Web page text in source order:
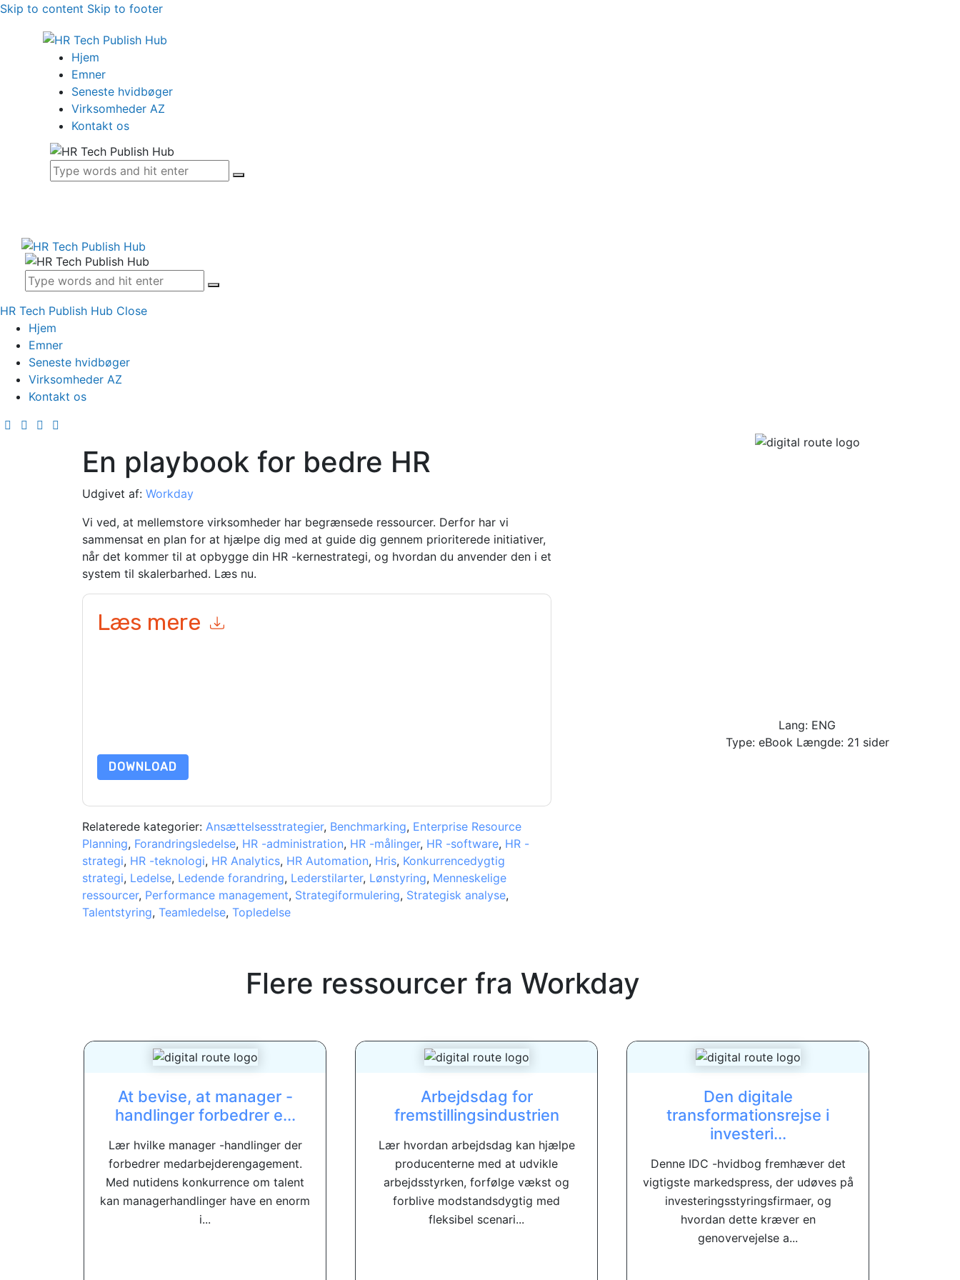
Skip to content Skip to footer
Hjem
Emner
Seneste hvidbøger
Virksomheder AZ
Kontakt os
HR Tech Publish Hub Close
Hjem
Emner
Seneste hvidbøger
Virksomheder AZ
Kontakt os
En playbook for bedre HR
Udgivet af: Workday
Vi ved, at mellemstore virksomheder har begrænsede ressourcer. Derfor har vi
sammensat en plan for at hjælpe dig med at guide dig gennem prioriterede initiativer,
når det kommer til at opbygge din HR -kernestrategi, og hvordan du anvender den i et
system til skalerbarhed. Læs nu.
Læs mere
DOWNLOAD
Relaterede kategorier: Ansættelsesstrategier, Benchmarking, Enterprise Resource
Planning, Forandringsledelse, HR -administration, HR -målinger, HR -software, HR -
strategi, HR -teknologi, HR Analytics, HR Automation, Hris, Konkurrencedygtig
strategi, Ledelse, Ledende forandring, Lederstilarter, Lønstyring, Menneskelige
ressourcer, Performance management, Strategiformulering, Strategisk analyse,
Talentstyring, Teamledelse, Topledelse
Lang: ENG
Type: eBook Længde: 21 sider
Flere ressourcer fra Workday
At bevise, at manager -
handlinger forbedrer e...
Lær hvilke manager -handlinger der
forbedrer medarbejderengagement.
Med nutidens konkurrence om talent
kan managerhandlinger have en enorm
i...
Arbejdsdag for
fremstillingsindustrien
Lær hvordan arbejdsdag kan hjælpe
producenterne med at udvikle
arbejdsstyrken, forfølge vækst og
forblive modstandsdygtig med
fleksibel scenari...
Den digitale
transformationsrejse i
investeri...
Denne IDC -hvidbog fremhæver det
vigtigste markedspress, der udøves på
investeringsstyringsfirmaer, og
hvordan dette kræver en
genovervejelse a...